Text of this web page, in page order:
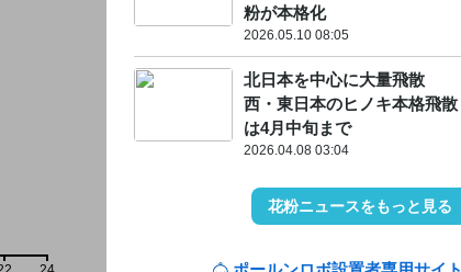
粉が本格化
2026.05.10 08:05
北日本を中心に大量飛散
西・東日本のヒノキ本格飛散
は4月中旬まで
2026.04.08 03:04
花粉ニュースをもっと見る